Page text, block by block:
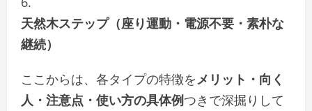
天然木ステップ（座り運動・電源不要・素朴な
継続）
ここからは、各タイプの特徴をメリット・向く
人・注意点・使い方の具体例つきで深掘りして